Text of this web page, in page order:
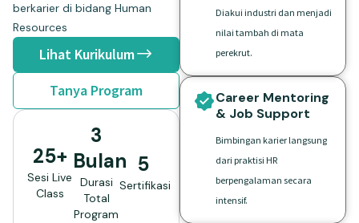
berkarier di bidang Human
Resources
Lihat Kurikulum
Tanya Program
25+
Sesi Live
Class
3
Bulan
Durasi
Total
Program
5
Sertifikasi
Diakui industri dan menjadi
nilai tambah di mata
perekrut.
Career Mentoring
& Job Support
Bimbingan karier langsung
dari praktisi HR
berpengalaman secara
intensif.